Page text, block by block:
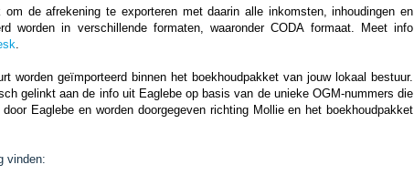
de afrekening te exporteren met daarin alle inkomsten, inhoudingen en
worden in verschillende formaten, waaronder CODA formaat. Meet info
.
worden geïmporteerd binnen het boekhoudpakket van jouw lokaal bestuur.
gelinkt aan de info uit Eaglebe op basis van de unieke OGM-nummers die
Eaglebe en worden doorgegeven richting Mollie en het boekhoudpakket
vinden: